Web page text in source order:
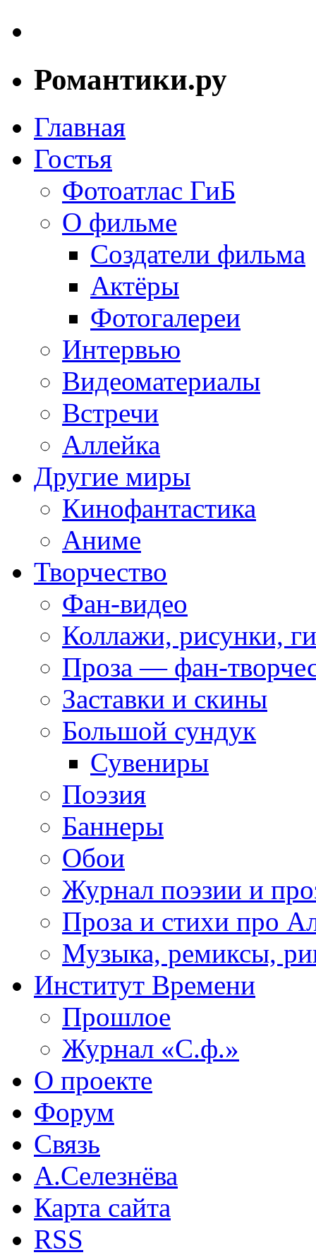
Романтики.ру
Главная
Гостья
Фотоатлас ГиБ
О фильме
Создатели фильма
Актёры
Фотогалереи
Интервью
Видеоматериалы
Встречи
Аллейка
Другие миры
Кинофантастика
Аниме
Творчество
Фан-видео
Коллажи, рисунки,
Проза — фан-
Заставки и скины
Большой сундук
Сувениры
Поэзия
Баннеры
Обои
Журнал поэзии и
Проза и стихи про
Музыка, ремиксы,
Институт Времени
Прошлое
Журнал «С.ф.»
О проекте
Форум
Связь
А.Селезнёва
Карта сайта
RSS